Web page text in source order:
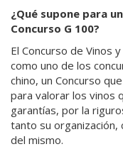
¿Qué supone para
Concurso G 100?
El Concurso de Vinos
como uno de los
chino, un Concurso
para valorar los vinos
garantías, por la
tanto su
del mismo.